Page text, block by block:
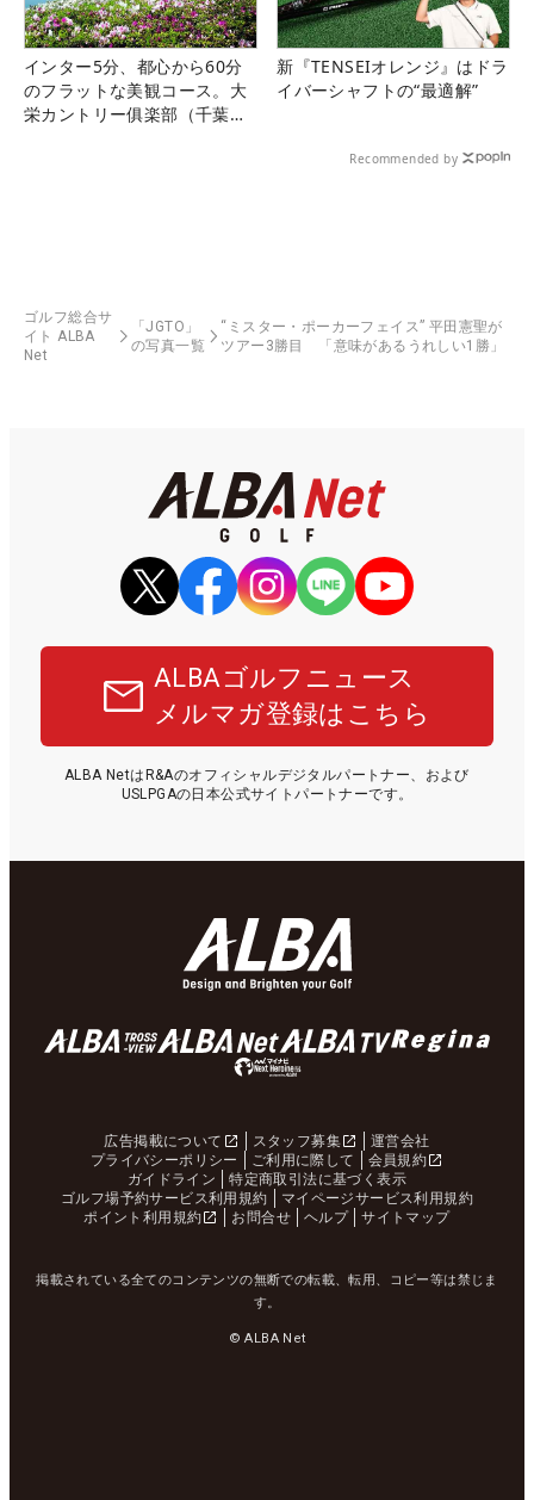
インター5分、都心から60分
のフラットな美観コース。大
栄カントリー俱楽部（千葉
新『TENSEIオレンジ』はドラ
イバーシャフトの“最適解”
Recommended by
ゴルフ総合サ
イト ALBA
Net
「JGTO」
の写真一覧
“ミスター・ポーカーフェイス” 平田憲聖が
ツアー3勝目 「意味があるうれしい1勝」
ALBAゴルフニュース
メルマガ登録はこちら
ALBA NetはR&Aのオフィシャルデジタルパートナー、および
USLPGAの日本公式サイトパートナーです。
広告掲載について スタッフ募集
運営会社
プライバシーポリシー
ご利用に際して
会員規約
ガイドライン
特定商取引法に基づく表示
ゴルフ場予約サービス利用規約
マイページサービス利用規約
ポイント利用規約
お問合せ ヘルプ サイトマップ
掲載されている全てのコンテンツの無断での転載、転用、コピー等は禁じま
す。
© ALBA Net